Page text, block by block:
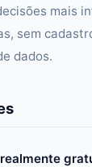
mais
sem
dados.